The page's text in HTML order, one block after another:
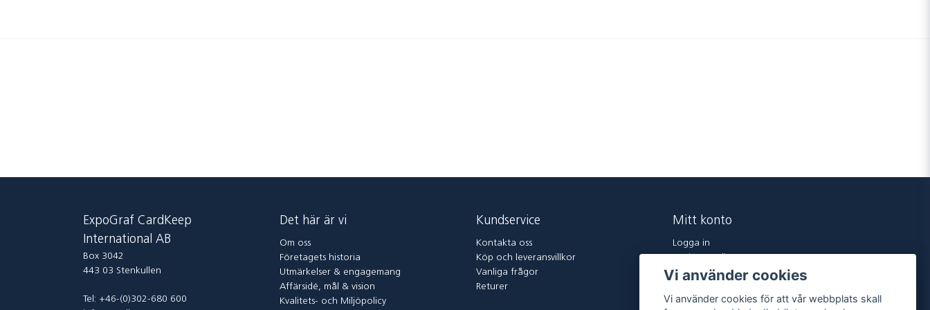
ExpoGraf CardKeep
International AB
Box 3042
443 03 Stenkullen
Tel: +46-(0)302-680 600
Det här är vi
Om oss
Företagets historia
Utmärkelser & engagemang
Affärsidé, mål & vision
Kvalitets- och Miljöpolicy
Kundservice
Kontakta oss
Köp och leveransvillkor
Vanliga frågor
Returer
Mitt konto
Logga in
Glömt lösenord?
Vi använder cookies
Vi använder cookies för att vår webbplats skall